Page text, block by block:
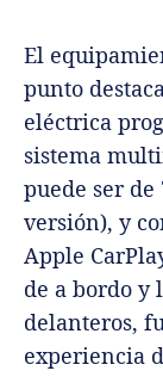
El
punto
eléctrica
sistema
puede ser
versión), y
Apple
de a bordo y
delanteros,
experiencia